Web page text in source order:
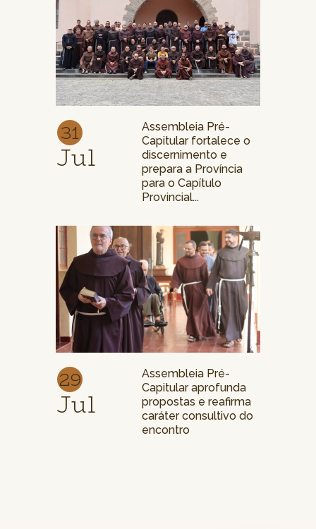
31
Jul
Assembleia Pré-
Capitular fortalece o
discernimento e
prepara a Província
para o Capítulo
Provincial...
29
Jul
Assembleia Pré-
Capitular aprofunda
propostas e reafirma
caráter consultivo do
encontro